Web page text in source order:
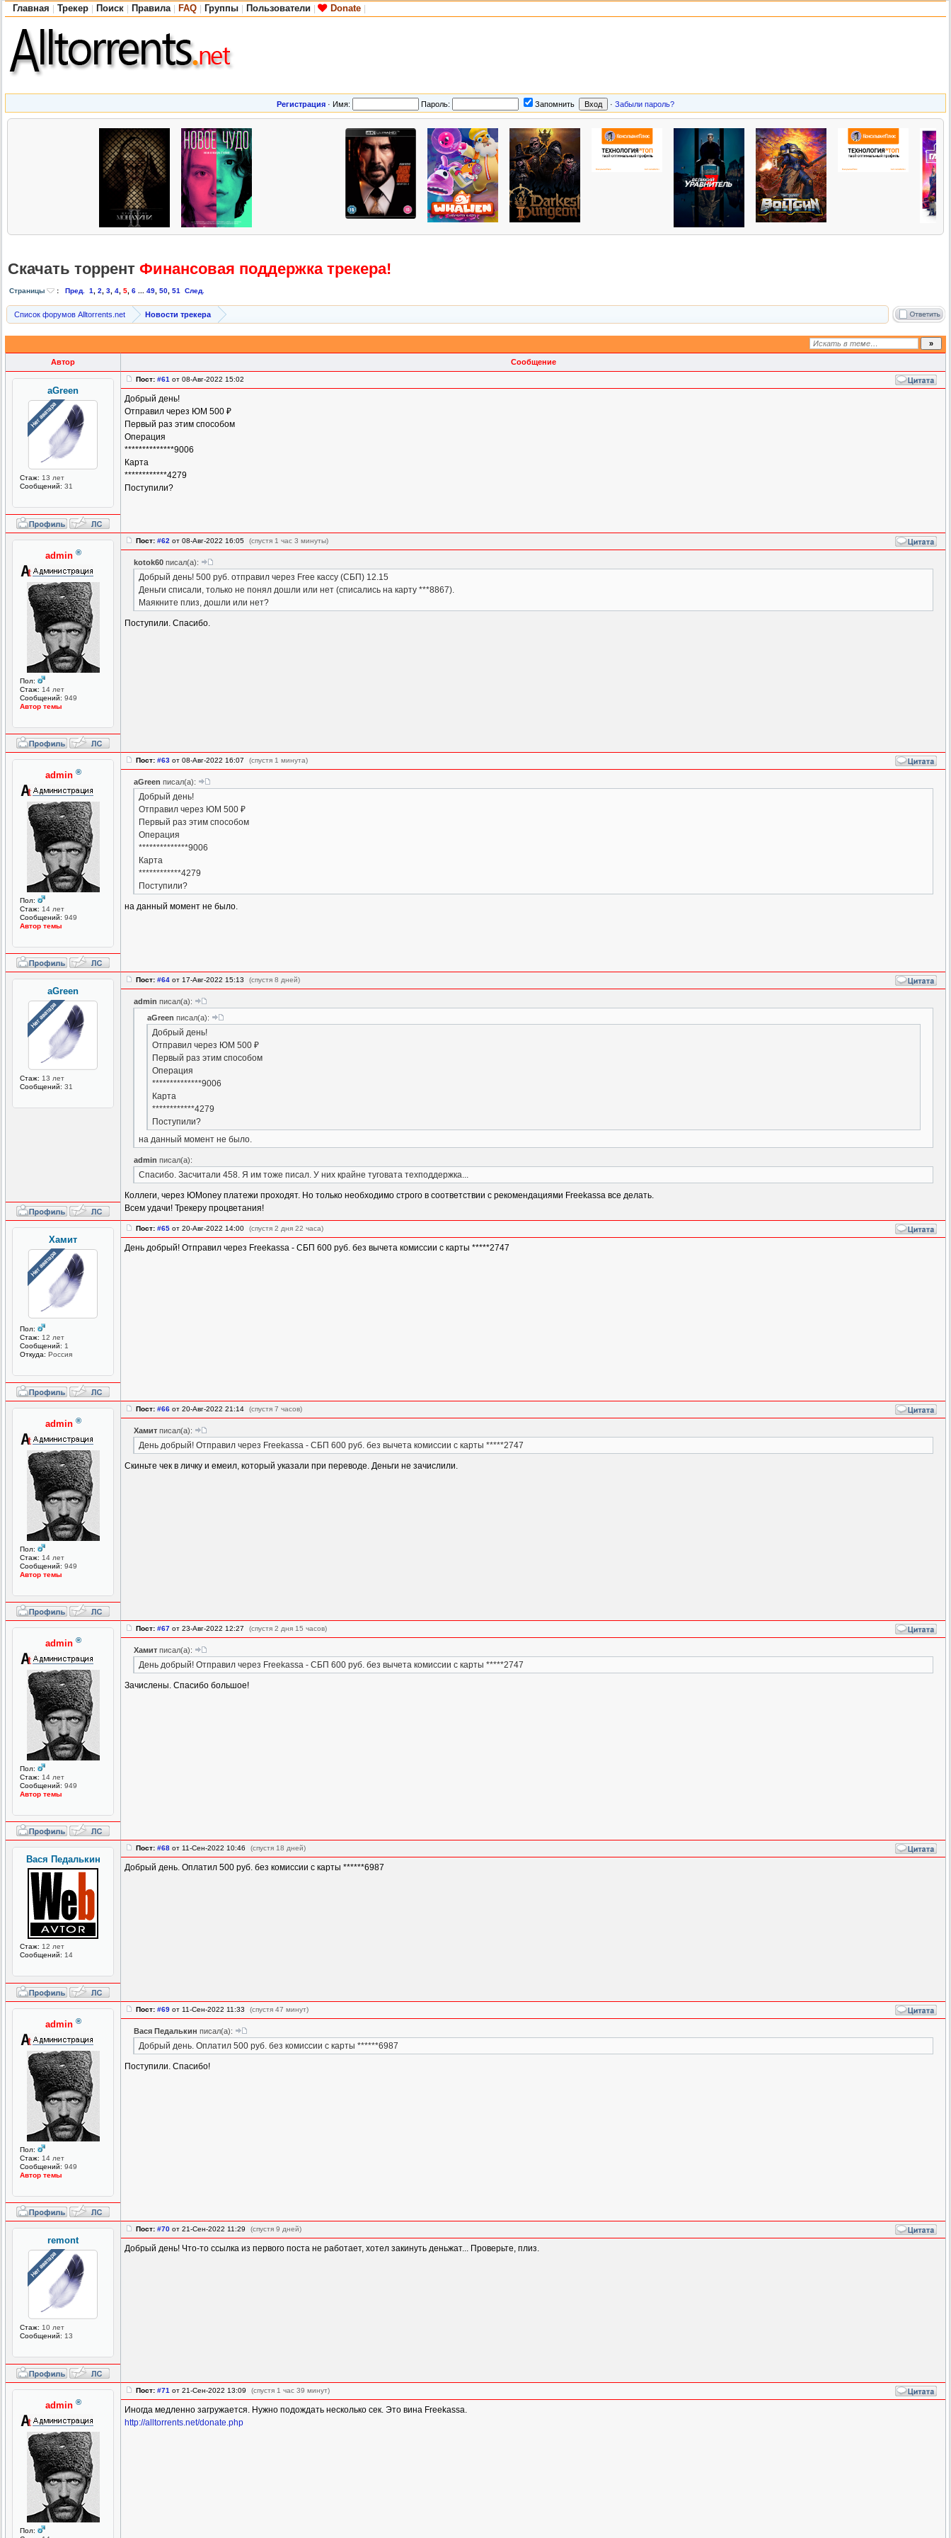
Главная Трекер Поиск Правила FAQ Группы Пользователи Donate
Регистрация · Имя: Пароль: Запомнить · Забыли пароль?
Скачать торрент Финансовая поддержка трекера!
Страницы : Пред. 1, 2, 3, 4, 5, 6 ... 49, 50, 51 След.
Список форумов Alltorrents.net Новости трекера
Автор Сообщение
aGreen
Стаж: 13 лет
Сообщений: 31
Пост: #61 от 08-Авг-2022 15:02
Добрый день!
Отправил через ЮМ 500 ₽
Первый раз этим способом
Операция
**************9006
Карта
************4279
Поступили?
admin ®
Пол:
Стаж: 14 лет
Сообщений: 949
Автор темы
Пост: #62 от 08-Авг-2022 16:05 (спустя 1 час 3 минуты)
kotok60писал(а):
Добрый день! 500 руб. отправил через Free кассу (СБП) 12.15
Деньги списали, только не понял дошли или нет (списались на карту ***8867).
Маякните плиз, дошли или нет?
Поступили. Спасибо.
admin ®
Пол:
Стаж: 14 лет
Сообщений: 949
Автор темы
Пост: #63 от 08-Авг-2022 16:07 (спустя 1 минута)
aGreen писал(а):
Добрый день!
Отправил через ЮМ 500 ₽
Первый раз этим способом
Операция
**************9006
Карта
************4279
Поступили?
на данный момент не было.
aGreen
Стаж: 13 лет
Сообщений: 31
Пост: #64 от 17-Авг-2022 15:13 (спустя 8 дней)
admin писал(а):
aGreen писал(а):
Добрый день!
Отправил через ЮМ 500 ₽
Первый раз этим способом
Операция
**************9006
Карта
************4279
Поступили?
на данный момент не было.
admin писал(а):
Спасибо. Засчитали 458. Я им тоже писал. У них крайне туговата техподдержка...
Коллеги, через ЮMoney платежи проходят. Но только необходимо строго в соответствии с рекомендациями Freekassa все делать.
Всем удачи! Трекеру процветания!
Хамит
Пол:
Стаж: 12 лет
Сообщений: 1
Откуда: Россия
Пост: #65 от 20-Авг-2022 14:00 (спустя 2 дня 22 часа)
День добрый! Отправил через Freekassa - СБП 600 руб. без вычета комиссии с карты *****2747
admin ®
Пол:
Стаж: 14 лет
Сообщений: 949
Автор темы
Пост: #66 от 20-Авг-2022 21:14 (спустя 7 часов)
Хамитписал(а):
День добрый! Отправил через Freekassa - СБП 600 руб. без вычета комиссии с карты *****2747
Скиньте чек в личку и емеил, который указали при переводе. Деньги не зачислили.
admin ®
Пол:
Стаж: 14 лет
Сообщений: 949
Автор темы
Пост: #67 от 23-Авг-2022 12:27 (спустя 2 дня 15 часов)
Хамитписал(а):
День добрый! Отправил через Freekassa - СБП 600 руб. без вычета комиссии с карты *****2747
Зачислены. Спасибо большое!
Вася Педалькин
Стаж: 12 лет
Сообщений: 14
Пост: #68 от 11-Сен-2022 10:46 (спустя 18 дней)
Добрый день. Оплатил 500 руб. без комиссии с карты ******6987
admin ®
Пол:
Стаж: 14 лет
Сообщений: 949
Автор темы
Пост: #69 от 11-Сен-2022 11:33 (спустя 47 минут)
Вася Педалькин писал(а):
Добрый день. Оплатил 500 руб. без комиссии с карты ******6987
Поступили. Спасибо!
remont
Стаж: 10 лет
Сообщений: 13
Пост: #70 от 21-Сен-2022 11:29 (спустя 9 дней)
Добрый день! Что-то ссылка из первого поста не работает, хотел закинуть деньжат... Проверьте, плиз.
admin ®
Пол:
Пост: #71 от 21-Сен-2022 13:09 (спустя 1 час 39 минут)
Иногда медленно загружается. Нужно подождать несколько сек. Это вина Freekassa.
http://alltorrents.net/donate.php